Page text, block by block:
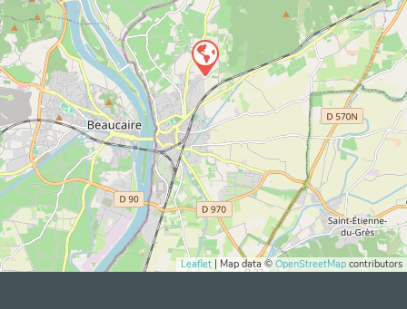
Leaflet | Map data © OpenStreetMap contributors